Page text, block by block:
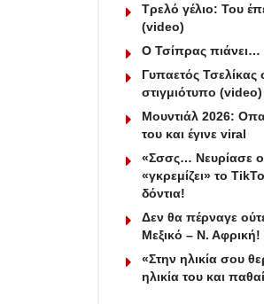
Τρελό γέλιο: Του
(video)
Ο Τσίπρας
Γυπαετός
στιγμιότυπο (video)
Μουντιάλ 2026:
του και έγινε viral
«Σσσς… Νευρίασε ο
«γκρεμίζει» το
δόντια!
Δεν θα πέρναγε
Μεξικό – Ν.
«Στην ηλικία σου
ηλικία του και